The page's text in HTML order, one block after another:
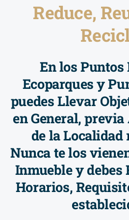
Reduce,
En los Puntos
Ecoparques y
puedes Llevar
en General,
de la Localidad
Nunca te los
Inmueble y debes
Horarios,